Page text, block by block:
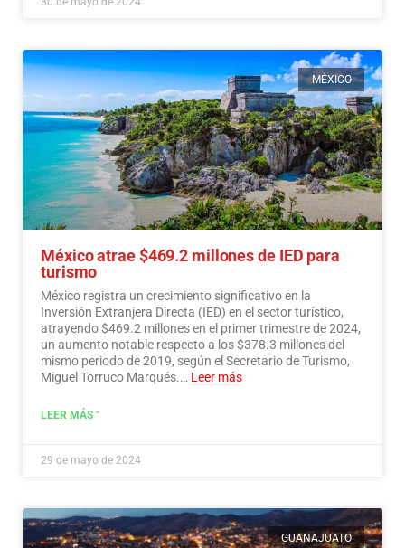
MÉXICO
México atrae $469.2 millones de IED para
turismo
México registra un crecimiento significativo en la
Inversión Extranjera Directa (IED) en el sector turístico,
atrayendo $469.2 millones en el primer trimestre de 2024,
un aumento notable respecto a los $378.3 millones del
mismo periodo de 2019, según el Secretario de Turismo,
Miguel Torruco Marqués.… Leer más
LEER MÁS "
29 de mayo de 2024
GUANAJUATO